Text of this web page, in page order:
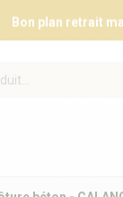
Bon plan retrait